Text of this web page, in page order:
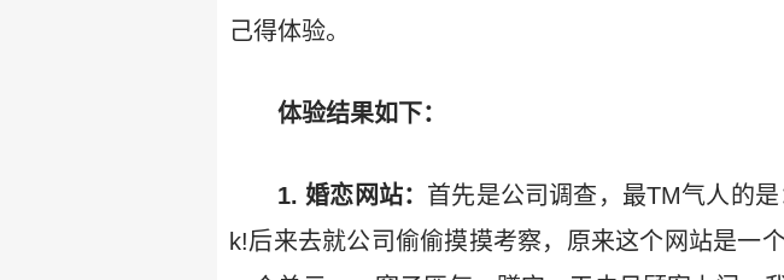
己得体验。
体验结果如下：
1. 婚恋网站： 首先是公司调查，最TM气人的
k!后来去就公司偷偷摸摸考察，原来这个网站是一